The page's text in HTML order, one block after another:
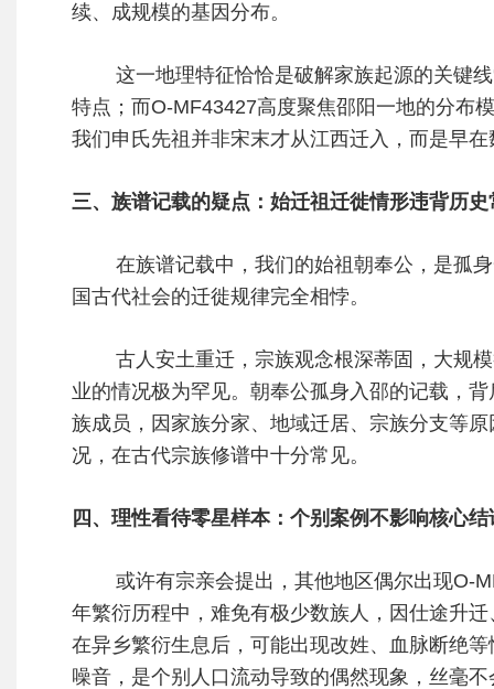
续、成规模的基因分布。
这一地理特征恰恰是破解家族起源的关键线
特点；而O-MF43427高度聚焦邵阳一地的分布
我们申氏先祖并非宋末才从江西迁入，而是早
三、族谱记载的疑点：始迁祖迁徙情形违背历史
在族谱记载中，我们的始祖朝奉公，是孤身
国古代社会的迁徙规律完全相悖。
古人安土重迁，宗族观念根深蒂固，大规模
业的情况极为罕见。朝奉公孤身入邵的记载，
族成员，因家族分家、地域迁居、宗族分支等
况，在古代宗族修谱中十分常见。
四、理性看待零星样本：个别案例不影响核心结
或许有宗亲会提出，其他地区偶尔出现O-
年繁衍历程中，难免有极少数族人，因仕途升
在异乡繁衍生息后，可能出现改姓、血脉断绝
噪音，是个别人口流动导致的偶然现象，丝毫